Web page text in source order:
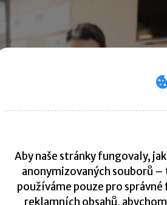
Aby naše stránky fungovaly,
anonymizovaných souborů –
používáme pouze pro
reklamních obsahů,